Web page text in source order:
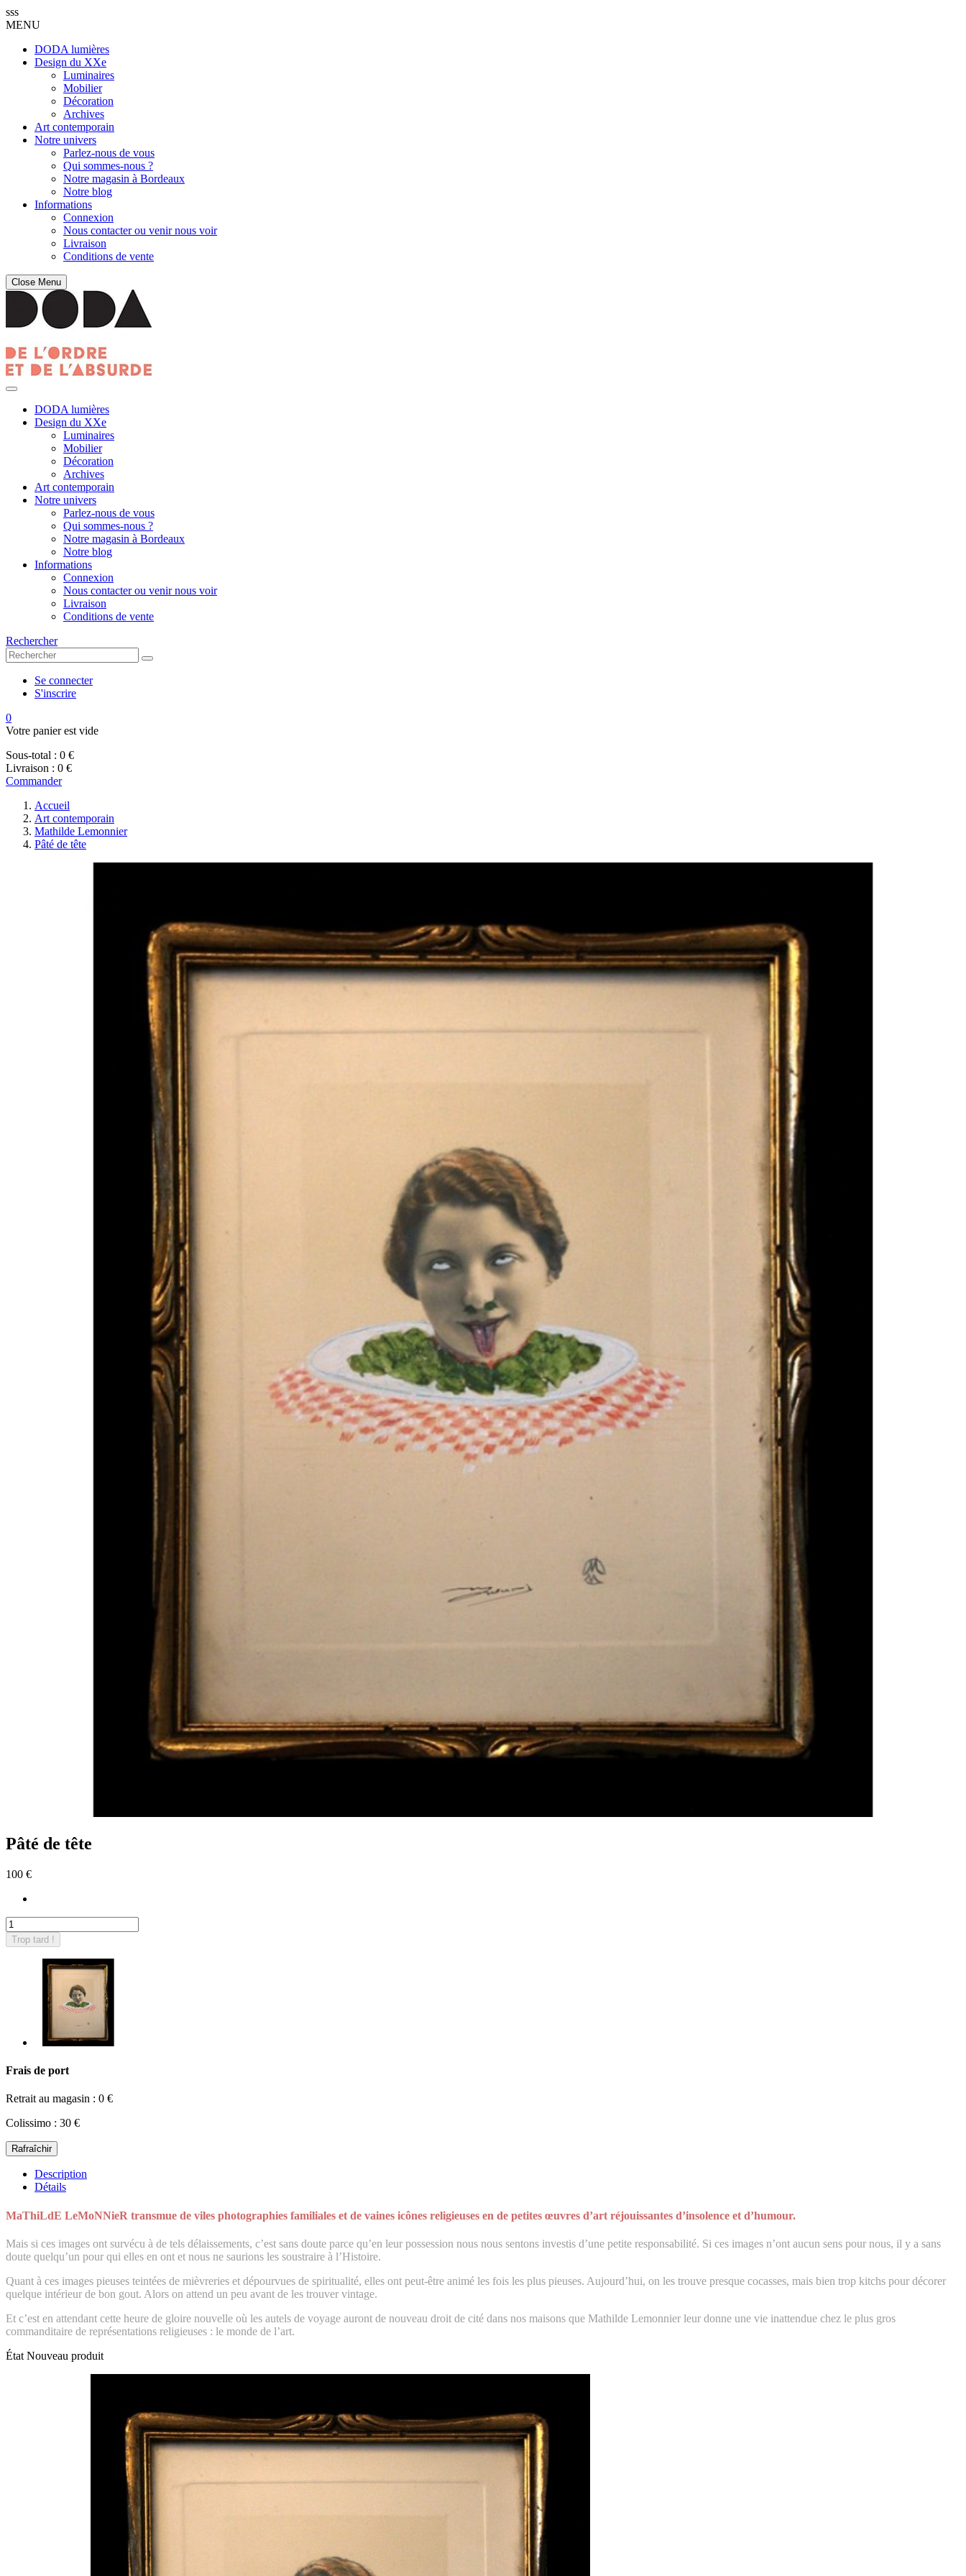
sss
MENU
DODA lumières
Design du XXe
Luminaires
Mobilier
Décoration
Archives
Art contemporain
Notre univers
Parlez-nous de vous
Qui sommes-nous ?
Notre magasin à Bordeaux
Notre blog
Informations
Connexion
Nous contacter ou venir nous voir
Livraison
Conditions de vente
Close Menu
DODA lumières
Design du XXe
Luminaires
Mobilier
Décoration
Archives
Art contemporain
Notre univers
Parlez-nous de vous
Qui sommes-nous ?
Notre magasin à Bordeaux
Notre blog
Informations
Connexion
Nous contacter ou venir nous voir
Livraison
Conditions de vente
Rechercher
Se connecter
S'inscrire
0
Votre panier est vide
Sous-total : 0 €
Livraison : 0 €
Commander
Accueil
Art contemporain
Mathilde Lemonnier
Pâté de tête
Pâté de tête
100 €
Trop tard !
Frais de port
Retrait au magasin : 0 €
Colissimo : 30 €
Description
Détails
MaThiLdE LeMoNNieR transmue de viles photographies familiales et de vaines icônes religieuses en de petites œuvres d’art réjouissantes d’insolence et d’humour.
Mais si ces images ont survécu à de tels délaissements, c’est sans doute parce qu’en leur possession nous nous sentons investis d’une petite responsabilité. Si ces images n’ont aucun sens pour nous, il y a sans
doute quelqu’un pour qui elles en ont et nous ne saurions les soustraire à l’Histoire.
Quant à ces images pieuses teintées de mièvreries et dépourvues de spiritualité, elles ont peut-être animé les fois les plus pieuses. Aujourd’hui, on les trouve presque cocasses, mais bien trop kitchs pour décorer
quelque intérieur de bon gout. Alors on attend un peu avant de les trouver vintage.
Et c’est en attendant cette heure de gloire nouvelle où les autels de voyage auront de nouveau droit de cité dans nos maisons que Mathilde Lemonnier leur donne une vie inattendue chez le plus gros
commanditaire de représentations religieuses : le monde de l’art.
État Nouveau produit